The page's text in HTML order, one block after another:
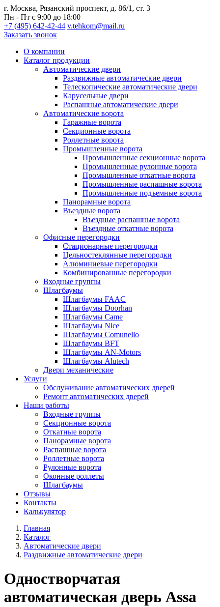
г. Москва, Рязанский проспект, д. 86/1, ст. 3
Пн - Пт с 9:00 до 18:00
+7 (495) 642-42-44 v.tehkom@mail.ru
Заказать звонок
О компании
Каталог продукции
Автоматические двери
Раздвижные автоматические двери
Телескопические автоматические двери
Карусельные двери
Распашные автоматические двери
Автоматические ворота
Гаражные ворота
Секционные ворота
Роллетные ворота
Промышленные ворота
Промышленные секционные ворота
Промышленные рулонные ворота
Промышленные откатные ворота
Промышленные распашные ворота
Промышленные подъемные ворота
Панорамные ворота
Въездные ворота
Въездные распашные ворота
Въездные откатные ворота
Офисные перегородки
Стационарные перегородки
Цельностеклянные перегородки
Алюминиевые перегородки
Комбинированные перегородки
Входные группы
Шлагбаумы
Шлагбаумы FAAC
Шлагбаумы Doorhan
Шлагбаумы Came
Шлагбаумы Nice
Шлагбаумы Comunello
Шлагбаумы BFT
Шлагбаумы AN-Motors
Шлагбаумы Alutech
Двери механические
Услуги
Обслуживание автоматических дверей
Ремонт автоматических дверей
Наши работы
Входные группы
Секционные ворота
Откатные ворота
Панорамные ворота
Распашные ворота
Роллетные ворота
Рулонные ворота
Оконные роллеты
Шлагбаумы
Отзывы
Контакты
Калькулятор
Главная
Каталог
Автоматические двери
Раздвижные автоматические двери
Одностворчатая
автоматическая дверь Assa